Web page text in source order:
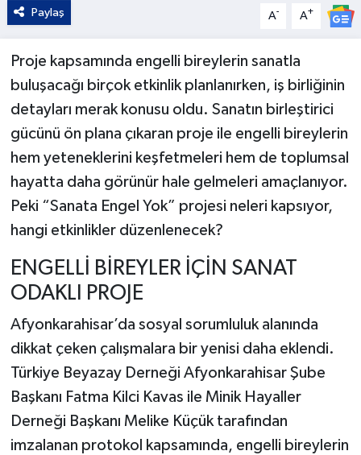
Paylaş A- A+
Proje kapsamında engelli bireylerin sanatla
buluşacağı birçok etkinlik planlanırken, iş birliğinin
detayları merak konusu oldu. Sanatın birleştirici
gücünü ön plana çıkaran proje ile engelli bireylerin
hem yeteneklerini keşfetmeleri hem de toplumsal
hayatta daha görünür hale gelmeleri amaçlanıyor.
Peki “Sanata Engel Yok” projesi neleri kapsıyor,
hangi etkinlikler düzenlenecek?
ENGELLİ BİREYLER İÇİN SANAT
ODAKLI PROJE
Afyonkarahisar’da sosyal sorumluluk alanında
dikkat çeken çalışmalara bir yenisi daha eklendi.
Türkiye Beyazay Derneği Afyonkarahisar Şube
Başkanı Fatma Kilci Kavas ile Minik Hayaller
Derneği Başkanı Melike Küçük tarafından
imzalanan protokol kapsamında, engelli bireylerin